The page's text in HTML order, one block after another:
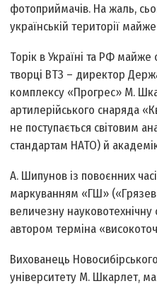
фотоприймачів. На жаль,
українській території
Торік в Україні та РФ
творці ВТЗ – директор
комплексу «Прогрес» М.
артилерійського снаряда
не поступається світовим
стандартам НАТО) й
А. Шипунов із повоєнних
маркуванням «ГШ»
величезну науково­технічну
автором терміна
Вихованець
університету М. Шкарлет,